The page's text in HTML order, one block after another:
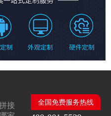
接
全国免费服务热线